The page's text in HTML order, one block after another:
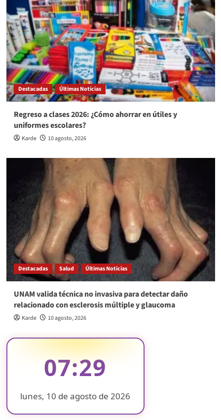
Destacadas Últimas Noticias
Regreso a clases 2026: ¿Cómo ahorrar en útiles y
uniformes escolares?
Karde 10 agosto, 2026
Destacadas Salud Últimas Noticias
UNAM valida técnica no invasiva para detectar daño
relacionado con esclerosis múltiple y glaucoma
Karde 10 agosto, 2026
07:29
lunes, 10 de agosto de 2026
❄